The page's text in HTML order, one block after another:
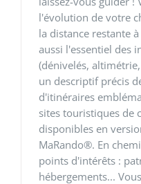
l'évolution de votre
la distance restante
aussi l'essentiel des
(dénivelés,
un descriptif précis
d'itinéraires
sites touristiques de
disponibles en
MaRando®. En
points d'intérêts :
hébergements... Vous